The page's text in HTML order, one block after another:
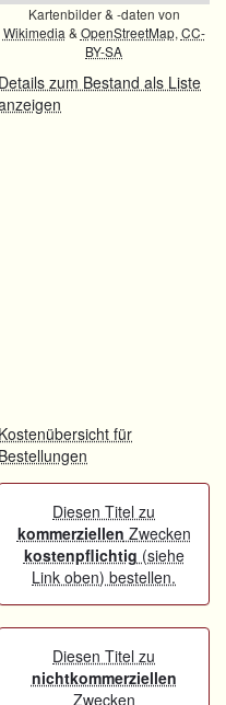
Rheinland-Pfalz
Kartenbilder & -daten von
Wikimedia & OpenStreetMap, CC-
BY-SA
Details zum Bestand als Liste
Kostenübersicht für
Bestellungen
Diesen Titel zu
kommerziellen Zwecken
kostenpflichtig (siehe
Link oben) bestellen.
Diesen Titel zu
nichtkommerziellen
Zwecken